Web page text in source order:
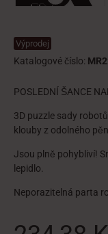
Výprodej
Katalogové číslo:
POSLEDNÍ ŠANCE
3D puzzle sady
klouby z odolného
Jsou plně pohybliví!
lepidlo.
Neporazitelná parta